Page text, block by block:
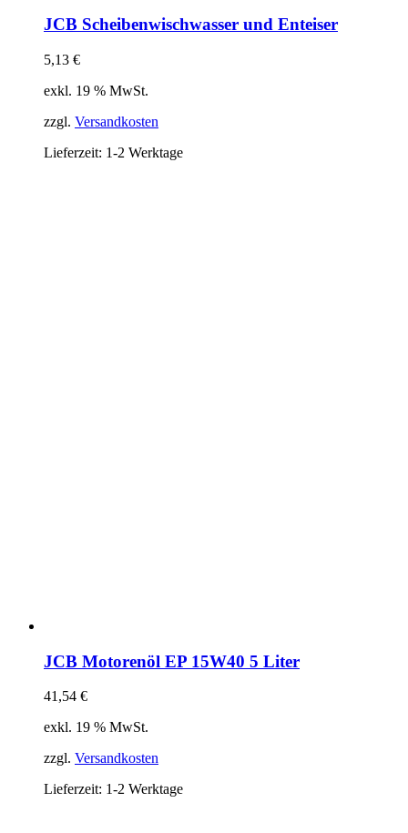
JCB Scheibenwischwasser und Enteiser
5,13 €
exkl. 19 % MwSt.
zzgl. Versandkosten
Lieferzeit: 1-2 Werktage
JCB Motorenöl EP 15W40 5 Liter
41,54 €
exkl. 19 % MwSt.
zzgl. Versandkosten
Lieferzeit: 1-2 Werktage